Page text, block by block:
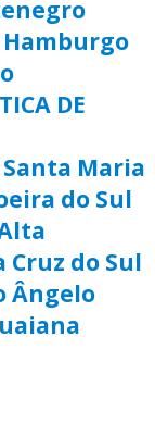
Hamburgo
DE
Maria
do Sul
Cruz do Sul
Ângelo